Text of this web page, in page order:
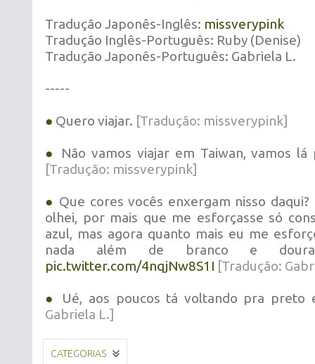
Tradução Japonês-Inglês: missverypink
Tradução Inglês-Português: Ruby (Denise)
Tradução Japonês-Português: Gabriela L.
-----
● Quero viajar. [Tradução: missverypink]
●
Não vamos viajar em Taiwan, vamos
[Tradução: missverypink]
● Que cores vocês enxergam nisso
olhei, por mais que me esforçasse só
azul, mas agora quanto mais eu me
nada além de branco e
pic.twitter.com/4nqjNw8S1I [Tradução:
●
Ué, aos poucos tá voltando pra preto
Gabriela L.]
CATEGORIAS